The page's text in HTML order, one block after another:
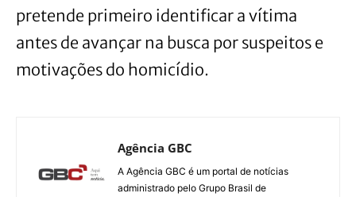
pretende primeiro identificar a vítima
antes de avançar na busca por suspeitos e
motivações do homicídio.
Agência GBC
A Agência GBC é um portal de notícias
administrado pelo Grupo Brasil de